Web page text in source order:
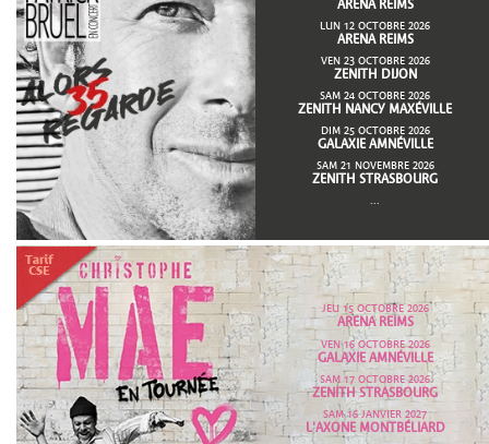
ARENA REIMS
LUN 12 OCTOBRE 2026
ARENA REIMS
VEN 23 OCTOBRE 2026
ZENITH DIJON
SAM 24 OCTOBRE 2026
ZENITH NANCY MAXÉVILLE
DIM 25 OCTOBRE 2026
GALAXIE AMNÉVILLE
SAM 21 NOVEMBRE 2026
ZENITH STRASBOURG
...
JEU 15 OCTOBRE 2026
ARENA REIMS
VEN 16 OCTOBRE 2026
GALAXIE AMNÉVILLE
SAM 17 OCTOBRE 2026
ZENITH STRASBOURG
SAM 16 JANVIER 2027
L'AXONE MONTBÉLIARD